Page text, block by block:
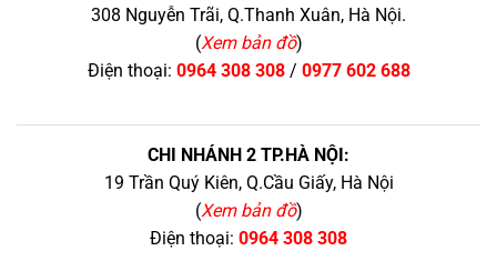
308 Nguyễn Trãi, Q.Thanh Xuân, Hà Nội.
(Xem bản đồ)
Điện thoại: 0964 308 308/ 0977 602 688
CHI NHÁNH 2 TP.HÀ NỘI:
19 Trần Quý Kiên, Q.Cầu Giấy, Hà Nội
(Xem bản đồ)
Điện thoại: 0964 308 308